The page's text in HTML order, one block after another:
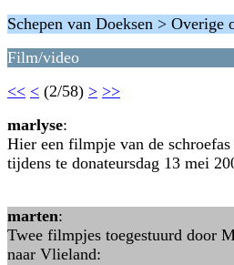
Schepen van Doeksen > Overige
Film/video
<< < (2/58) > >>
marlyse:
Hier een filmpje van de
tijdens te donateursdag 13 mei
marten:
Twee filmpjes toegestuurd door
naar Vlieland: